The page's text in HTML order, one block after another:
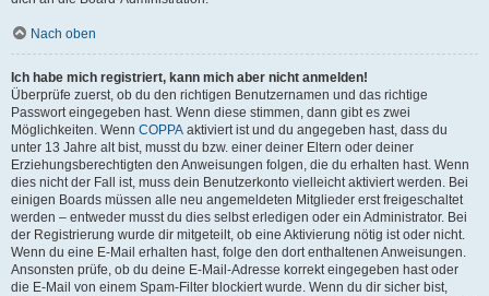
Nach oben
Ich habe mich registriert, kann mich aber nicht anmelden!
Überprüfe zuerst, ob du den richtigen Benutzernamen und das richtige
Passwort eingegeben hast. Wenn diese stimmen, dann gibt es zwei
Möglichkeiten. Wenn COPPA aktiviert ist und du angegeben hast, dass du
unter 13 Jahre alt bist, musst du bzw. einer deiner Eltern oder deiner
Erziehungsberechtigten den Anweisungen folgen, die du erhalten hast. Wenn
dies nicht der Fall ist, muss dein Benutzerkonto vielleicht aktiviert werden. Bei
einigen Boards müssen alle neu angemeldeten Mitglieder erst freigeschaltet
werden – entweder musst du dies selbst erledigen oder ein Administrator. Bei
der Registrierung wurde dir mitgeteilt, ob eine Aktivierung nötig ist oder nicht.
Wenn du eine E-Mail erhalten hast, folge den dort enthaltenen Anweisungen.
Ansonsten prüfe, ob du deine E-Mail-Adresse korrekt eingegeben hast oder
die E-Mail von einem Spam-Filter blockiert wurde. Wenn du dir sicher bist,